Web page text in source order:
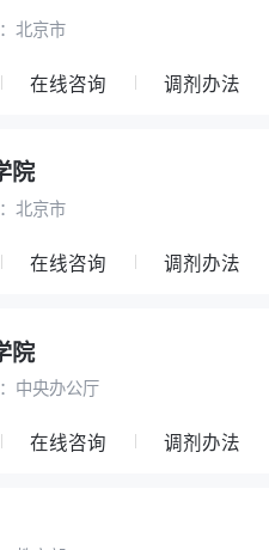
北京市
在线咨询 调剂办法
院
北京市
在线咨询 调剂办法
院
中央办公厅
在线咨询 调剂办法